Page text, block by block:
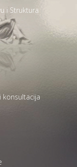
i Struktura
konsultacija